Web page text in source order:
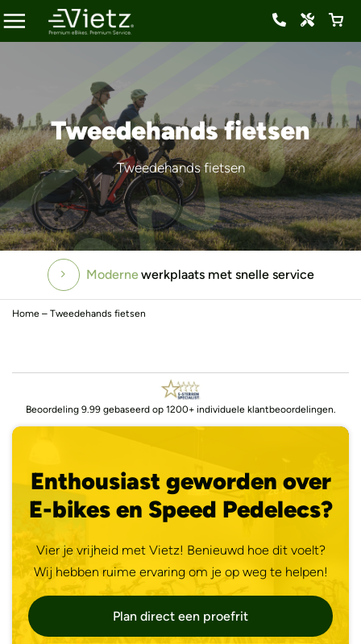
Tweedehands fietsen
Tweedehands fietsen
Modernewerkplaats met snelle service
Altijd gratisvervangend vervoer
Home – Tweedehands fietsen
Beoordeling 9.99 gebaseerd op 1200+ individuele klantbeoordelingen.
Enthousiast geworden over
E-bikes en Speed Pedelecs?
Vier je vrijheid met Vietz! Benieuwd hoe dit voelt?
Wij hebben ruime ervaring om je op weg te helpen!
Plan direct een proefrit